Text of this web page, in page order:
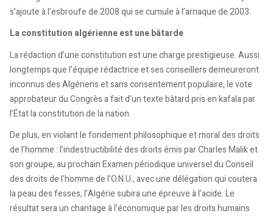
s’ajoute à l’esbroufe de 2008 qui se cumule à l’arnaque de 2003.
La constitution algérienne est une bâtarde
La rédaction d’une constitution est une charge prestigieuse. Aussi
longtemps que l’équipe rédactrice et ses conseillers demeureront
inconnus des Algériens et sans consentement populaire, le vote
approbateur du Congrès a fait d’un texte bâtard pris en kafala par
l’État la constitution de la nation.
De plus, en violant le fondement philosophique et moral des droits
de l’homme : l’indestructibilité des droits émis par Charles Malik et
son groupe, au prochain Examen périodique universel du Conseil
des droits de l’homme de l’O.N.U., avec une délégation qui coutera
la peau des fesses, l’Algérie subira une épreuve à l’acide. Le
résultat sera un chantage à l’économique par les droits humains